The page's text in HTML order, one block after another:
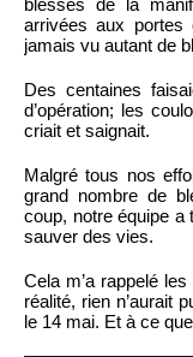
arrivées aux portes
jamais vu autant de
Des centaines
d’opération; les
criait et saignait.
Malgré tous nos
grand nombre de
coup, notre équipe a
sauver des vies.
Cela m’a rappelé
réalité, rien n’aurait
le 14 mai. Et à ce